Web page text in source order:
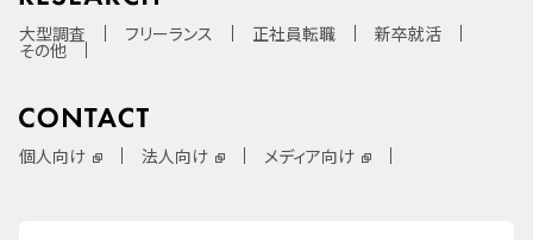
大型調査 フリーランス 正社員転職 新卒就活
その他
個人向け 法人向け メディア向け